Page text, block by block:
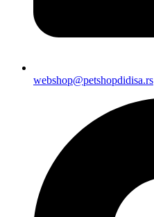
webshop@petshopdidisa.rs